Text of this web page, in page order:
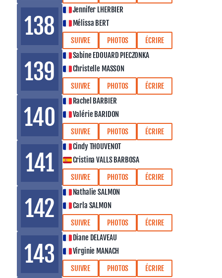
138
Jennifer LHERBIER
Mélissa BERT
SUIVRE
PHOTOS ÉCRIRE
139
Sabine EDOUARD PIECZONKA
Christelle MASSON
SUIVRE
PHOTOS ÉCRIRE
140
Rachel BARBIER
Valérie BARIDON
SUIVRE
PHOTOS ÉCRIRE
141
Cindy THOUVENOT
Cristina VALLS BARBOSA
SUIVRE
PHOTOS ÉCRIRE
142
Nathalie SALMON
Carla SALMON
SUIVRE
PHOTOS ÉCRIRE
143
Diane DELAVEAU
Virginie MANACH
SUIVRE
PHOTOS ÉCRIRE